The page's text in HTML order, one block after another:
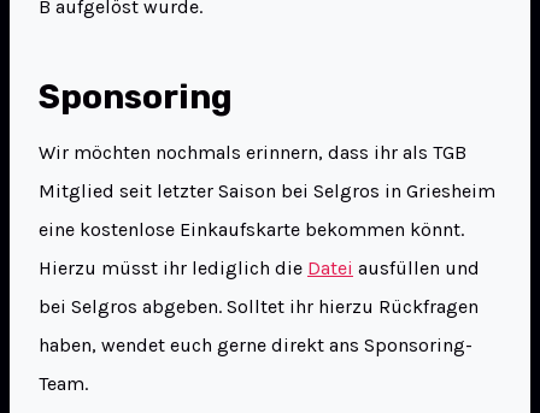
B aufgelöst wurde.
Sponsoring
Wir möchten nochmals erinnern, dass ihr als TGB
Mitglied seit letzter Saison bei Selgros in Griesheim
eine kostenlose Einkaufskarte bekommen könnt.
Hierzu müsst ihr lediglich die Datei ausfüllen und
bei Selgros abgeben. Solltet ihr hierzu Rückfragen
haben, wendet euch gerne direkt ans Sponsoring-
Team.